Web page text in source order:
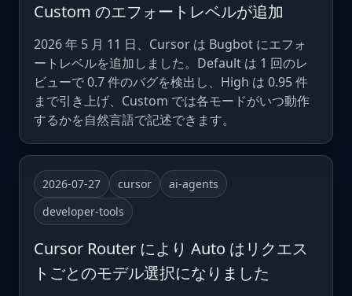
Custom のエフォートレベルが追加
2026 年 5 月 11 日、Cursor は Bugbot にエフォ
ートレベルを追加しました。Default は 1 回のレ
ビューで 0.7 件のバグを検出し、High は 0.95 件
まで引き上げ、Custom では各モードがいつ動作
するかを自然言語で記述できます。
2026-07-27 cursor
ai-agents
developer-tools
Cursor Router により Auto はリクエス
トごとのモデル選択になりました